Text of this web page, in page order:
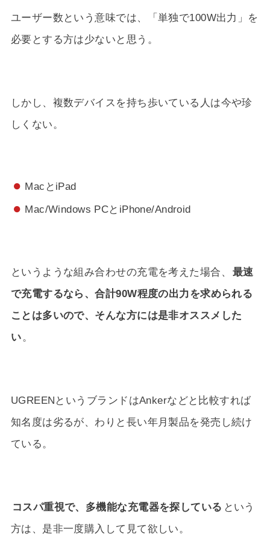
ユーザー数という意味では、「単独で100W出力」を
必要とする方は少ないと思う。
しかし、複数デバイスを持ち歩いている人は今や珍
しくない。
MacとiPad
Mac/Windows PCとiPhone/Android
というような組み合わせの充電を考えた場合、
最速
で充電するなら、合計90W程度の出力を求められる
ことは多いので、そんな方には是非オススメした
い 。
UGREENというブランドはAnkerなどと比較すれば
知名度は劣るが、わりと長い年月製品を発売し続け
ている。
コスパ重視で、多機能な充電器を探している という
方は、是非一度購入して見て欲しい。